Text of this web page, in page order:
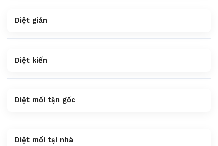
Diệt gián
Diệt kiến
Diệt mối tận gốc
Diệt mối tại nhà